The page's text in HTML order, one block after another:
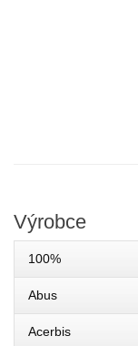
Výrobce
100%
Abus
Acerbis